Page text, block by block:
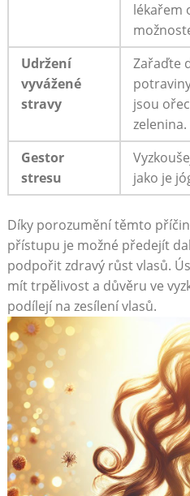
lékařem
Udržení‍
vyvážené
stravy
Zařaďte
⁢jsou
zelenina.
Gestor
stresu
jako je
Díky porozumění těmto
přístupu je možné předejít
podpořit zdravý růst vlasů.
mít trpělivost a důvěru ve
podílejí na zesílení vlasů.